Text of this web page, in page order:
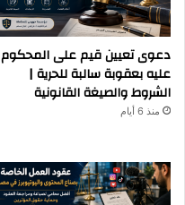
دعوى تعيين قيم على المحكوم
عليه بعقوبة سالبة للحرية |
الشروط والصيغة القانونية
منذ 6 أيام